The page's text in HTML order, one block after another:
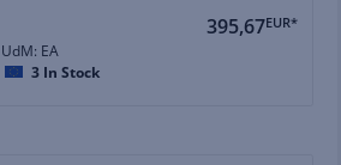
395,67EUR*
UdM: EA
3 In Stock